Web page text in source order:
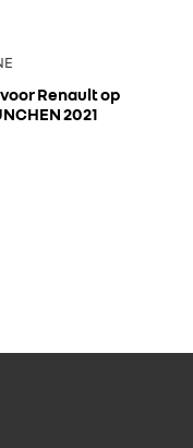
Renault op
2021